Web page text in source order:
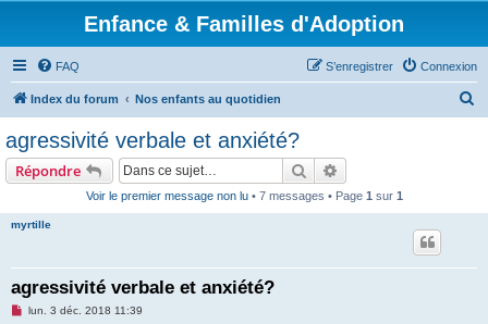
Enfance & Familles d'Adoption
FAQ Connexion
S’enregistrer
Index du forum Nos enfants au quotidien
agressivité verbale et anxiété?
Répondre Rechercher
Voir le premier message non lu• 7 messages • Page 1 sur 1
myrtille
agressivité verbale et anxiété?
Mlun. 3 déc. 2018 11:39